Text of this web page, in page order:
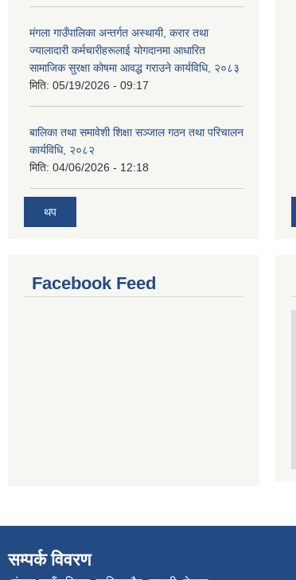
मंगला गाउँपालिका अन्तर्गत अस्थायी, करार तथा
ज्यालादारी कर्मचारीहरूलाई योगदानमा आधारित
सामाजिक सुरक्षा कोषमा आवद्ध गराउने कार्यविधि, २०८३
मिति: 05/19/2026 - 09:17
बालिका तथा समावेशी शिक्षा सञ्जाल गठन तथा परिचालन
कार्यविधि, २०८२
मिति: 04/06/2026 - 12:18
थप
Facebook Feed
सम्पर्क विवरण